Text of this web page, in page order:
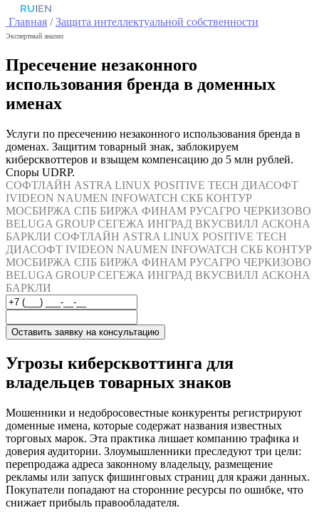
RU|EN
Главная /Защита интеллектуальной собственности
Экспертный анализ
Пресечение незаконного
использования бренда в доменных
именах
Услуги по пресечению незаконного использования бренда в
доменах. Защитим товарный знак, заблокируем
киберсквоттеров и взыщем компенсацию до 5 млн рублей.
Споры UDRP.
СОФТЛАЙН ASTRA LINUX POSITIVE TECH ДИАСОФТ
IVIDEON NAUMEN INFOWATCH СКБ КОНТУР
МОСБИРЖА СПБ БИРЖА ФИНАМ РУСАГРО ЧЕРКИЗОВО
BELUGA GROUP СЕГЕЖА ИНГРАД ВКУСВИЛЛ АСКОНА
БАРКЛИ СОФТЛАЙН ASTRA LINUX POSITIVE TECH
ДИАСОФТ IVIDEON NAUMEN INFOWATCH СКБ КОНТУР
МОСБИРЖА СПБ БИРЖА ФИНАМ РУСАГРО ЧЕРКИЗОВО
BELUGA GROUP СЕГЕЖА ИНГРАД ВКУСВИЛЛ АСКОНА
БАРКЛИ
Оставить заявку на консультацию
Угрозы киберсквоттинга для
владельцев товарных знаков
Мошенники и недобросовестные конкуренты регистрируют
доменные имена, которые содержат названия известных
торговых марок. Эта практика лишает компанию трафика и
доверия аудитории. Злоумышленники преследуют три цели:
перепродажа адреса законному владельцу, размещение
рекламы или запуск фишинговых страниц для кражи данных.
Покупатели попадают на сторонние ресурсы по ошибке, что
снижает прибыль правообладателя.